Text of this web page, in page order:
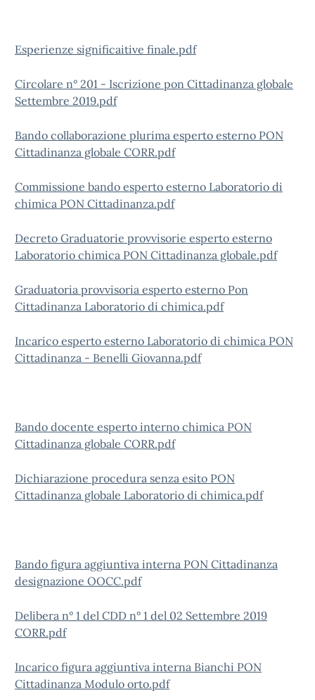
Esperienze significaitive finale.pdf
Circolare n° 201 - Iscrizione pon Cittadinanza globale
Settembre 2019.pdf
Bando collaborazione plurima esperto esterno PON
Cittadinanza globale CORR.pdf
Commissione bando esperto esterno Laboratorio di
chimica PON Cittadinanza.pdf
Decreto Graduatorie provvisorie esperto esterno
Laboratorio chimica PON Cittadinanza globale.pdf
Graduatoria provvisoria esperto esterno Pon
Cittadinanza Laboratorio di chimica.pdf
Incarico esperto esterno Laboratorio di chimica PON
Cittadinanza - Benelli Giovanna.pdf
Bando docente esperto interno chimica PON
Cittadinanza globale CORR.pdf
Dichiarazione procedura senza esito PON
Cittadinanza globale Laboratorio di chimica.pdf
Bando figura aggiuntiva interna PON Cittadinanza
designazione OOCC.pdf
Delibera n° 1 del CDD n° 1 del 02 Settembre 2019
CORR.pdf
Incarico figura aggiuntiva interna Bianchi PON
Cittadinanza Modulo orto.pdf